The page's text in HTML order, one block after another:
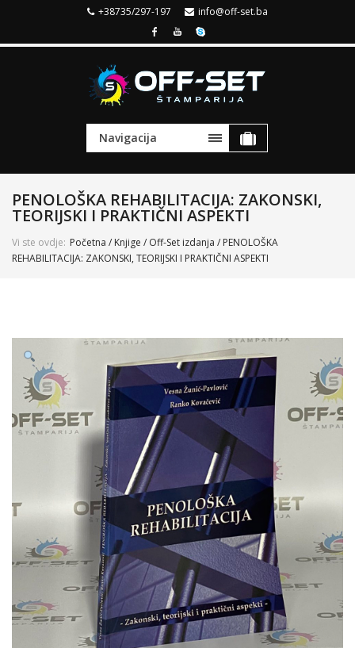
+38735/297-197 info@off-set.ba
Navigacija
PENOLOŠKA REHABILITACIJA: ZAKONSKI,
TEORIJSKI I PRAKTIČNI ASPEKTI
Vi ste ovdje: Početna / Knjige / Off-Set izdanja / PENOLOŠKA
REHABILITACIJA: ZAKONSKI, TEORIJSKI I PRAKTIČNI ASPEKTI